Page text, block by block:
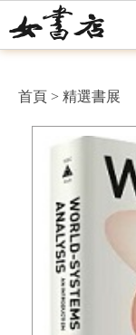
首頁 > 精選書展